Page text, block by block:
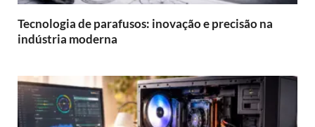
Tecnologia de parafusos: inovação e precisão na
indústria moderna